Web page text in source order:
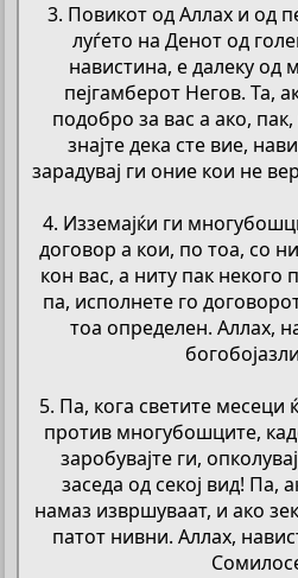
3. Повикот од Аллах и од
луѓето на Денот од
навистина, е далеку од
пејгамберот Негов. Та,
подобро за вас а ако,
знајте дека сте вие,
зарадувај ги оние кои не
4. Изземајќи ги
договор а кои, по тоа, со
кон вас, а ниту пак некого
па, исполнете го
тоа определен. Аллах,
5. Па, кога светите месеци
против многубошците,
заробувајте ги,
заседа од секој вид! Па,
намаз извршуваат, и ако
патот нивни. Аллах,